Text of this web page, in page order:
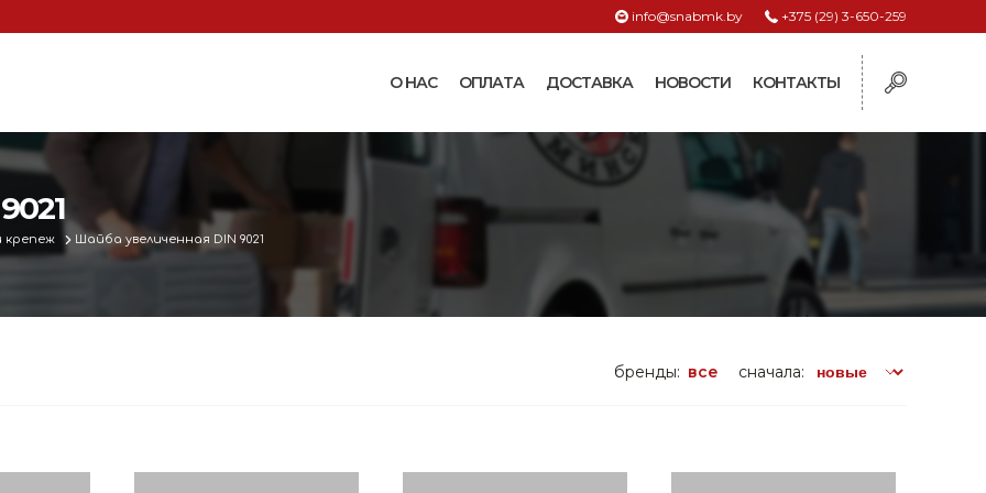
+375 (29) 3-650-259
info@snabmk.by
О НАС ОПЛАТА ДОСТАВКА НОВОСТИ КОНТАКТЫ
аппаратов
Машинки и ножницы для
Термошкафы
Поилки и кормушки
Бункерные кормушки и
крепеж Шайба увеличенная DIN 9021
сначала:
бренды: все